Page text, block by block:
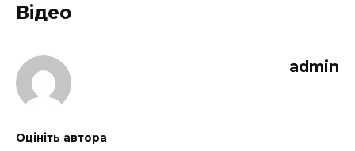
Відео
admin
Оцініть автора